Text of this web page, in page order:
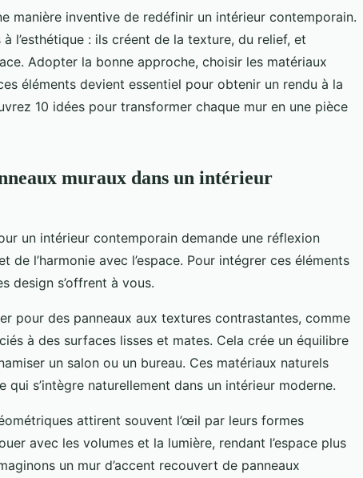
manière inventive de redéfinir un intérieur contemporain.
l’esthétique : ils créent de la texture, du relief, et
Adopter la bonne approche, choisir les matériaux
éléments devient essentiel pour obtenir un rendu à la
10 idées pour transformer chaque mur en une pièce
muraux dans un intérieur
un intérieur contemporain demande une réflexion
de l’harmonie avec l’espace. Pour intégrer ces éléments
design s’offrent à vous.
pour des panneaux aux textures contrastantes, comme
à des surfaces lisses et mates. Cela crée un équilibre
un salon ou un bureau. Ces matériaux naturels
qui s’intègre naturellement dans un intérieur moderne.
attirent souvent l’œil par leurs formes
avec les volumes et la lumière, rendant l’espace plus
un mur d’accent recouvert de panneaux